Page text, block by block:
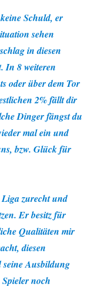
Schuld, er
sehen
in diesen
In 8 weiteren
oder über dem Tor
2% fällt dir
Dinger fängst du
mal ein und
bzw. Glück für
zurecht und
Er besitz für
Qualitäten mir
diesen
Ausbildung
noch